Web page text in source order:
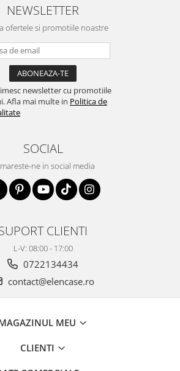
NEWSLETTER
ofertele si promotiile noastre
newsletter cu promotiile
Afla mai multe in Politica de
SOCIAL
ne in social media
CLIENTI
L-V: 08:00 - 17:00
0722134434
contact@elencase.ro
MEU
CLIENTI